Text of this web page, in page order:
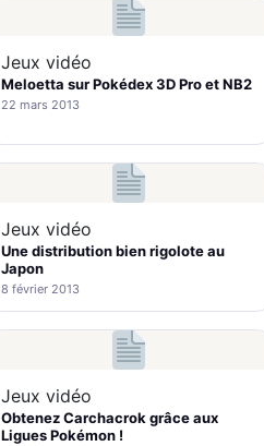
Jeux vidéo
Meloetta sur Pokédex 3D Pro et NB2
22 mars 2013
Jeux vidéo
Une distribution bien rigolote au
Japon
8 février 2013
Jeux vidéo
Obtenez Carchacrok grâce aux
Ligues Pokémon !